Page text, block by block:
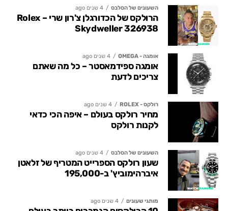
השעונים של הסלבס 4 שנים ago
הרולקס של הכדורגלן צ'רון שרי – Rolex
Skydweller 326938
אומגה - OMEGA 4 שנים ago
אומגה ספידמאסטר – כל מה שאתם
צריכים לדעת
רולקס - ROLEX 4 שנים ago
מחיר רולקס בעולם – איפה הכי כדאי
לקנות רולקס
השעונים של הסלבס 4 שנים ago
שעון רולקס הספרייט המטריף של זלאטן
איברהימוביץ' ב-195,000
מותגי שעונים 4 שנים ago